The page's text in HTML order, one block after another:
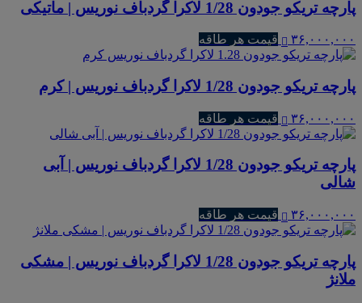
پارچه تریکو جودون 1/28 لاکرا گردباف نوریس | ماتیکی
۳۶,۰۰۰,۰۰۰ قیمت هر طاقه
پارچه تریکو جودون 1/28 لاکرا گردباف نوریس | کرم
۳۶,۰۰۰,۰۰۰ قیمت هر طاقه
پارچه تریکو جودون 1/28 لاکرا گردباف نوریس | آبی
شالی
۳۶,۰۰۰,۰۰۰ قیمت هر طاقه
پارچه تریکو جودون 1/28 لاکرا گردباف نوریس | مشکی
ملانژ